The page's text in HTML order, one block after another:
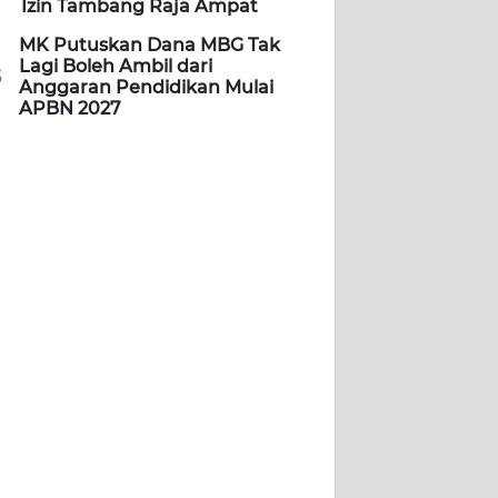
Izin Tambang Raja Ampat
MK Putuskan Dana MBG Tak
Lagi Boleh Ambil dari
Anggaran Pendidikan Mulai
APBN 2027